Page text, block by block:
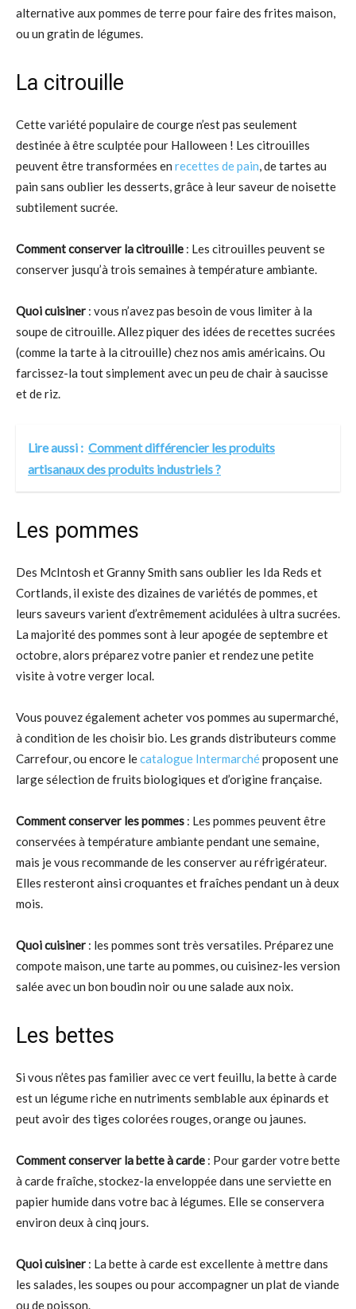
alternative aux pommes de terre pour faire des frites maison,
ou un gratin de légumes.
La citrouille
Cette variété populaire de courge n’est pas seulement
destinée à être sculptée pour Halloween ! Les citrouilles
peuvent être transformées en recettes de pain, de tartes au
pain sans oublier les desserts, grâce à leur saveur de noisette
subtilement sucrée.
Comment conserver la citrouille : Les citrouilles peuvent se
conserver jusqu’à trois semaines à température ambiante.
Quoi cuisiner : vous n’avez pas besoin de vous limiter à la
soupe de citrouille. Allez piquer des idées de recettes sucrées
(comme la tarte à la citrouille) chez nos amis américains. Ou
farcissez-la tout simplement avec un peu de chair à saucisse
et de riz.
Lire aussi : Comment différencier les produits
artisanaux des produits industriels ?
Les pommes
Des McIntosh et Granny Smith sans oublier les Ida Reds et
Cortlands, il existe des dizaines de variétés de pommes, et
leurs saveurs varient d’extrêmement acidulées à ultra sucrées.
La majorité des pommes sont à leur apogée de septembre et
octobre, alors préparez votre panier et rendez une petite
visite à votre verger local.
Vous pouvez également acheter vos pommes au supermarché,
à condition de les choisir bio. Les grands distributeurs comme
Carrefour, ou encore lecatalogue Intermarchéproposent une
large sélection de fruits biologiques et d’origine française.
Comment conserver les pommes : Les pommes peuvent être
conservées à température ambiante pendant une semaine,
mais je vous recommande de les conserver au réfrigérateur.
Elles resteront ainsi croquantes et fraîches pendant un à deux
mois.
Quoi cuisiner : les pommes sont très versatiles. Préparez une
compote maison, une tarte au pommes, ou cuisinez-les version
salée avec un bon boudin noir ou une salade aux noix.
Les bettes
Si vous n’êtes pas familier avec ce vert feuillu, la bette à carde
est un légume riche en nutriments semblable aux épinards et
peut avoir des tiges colorées rouges, orange ou jaunes.
Comment conserver la bette à carde : Pour garder votre bette
à carde fraîche, stockez-la enveloppée dans une serviette en
papier humide dans votre bac à légumes. Elle se conservera
environ deux à cinq jours.
Quoi cuisiner : La bette à carde est excellente à mettre dans
les salades, les soupes ou pour accompagner un plat de viande
ou de poisson.